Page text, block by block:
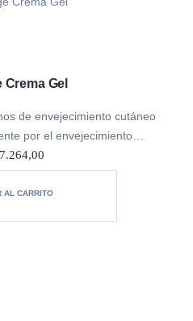
Crema Gel
de envejecimiento cutáneo
por el envejecimiento
arrugas, pérdida de
y tonicidad. Pieles mixtas.
AL CARRITO